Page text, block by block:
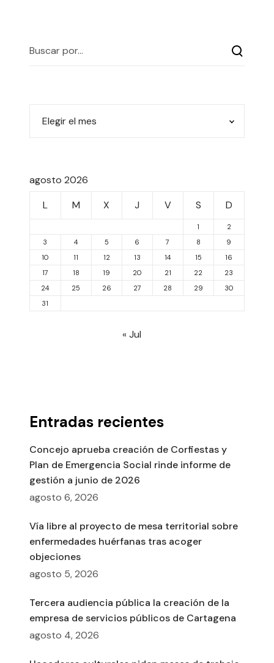
agosto 2026
L
M X J V S D
1
2
3
4 5 6 7 8
9
10
11 12 13 14 15
16
17
18 19 20 21 22
23
24
25 26 27 28 29
30
31
« Jul
Entradas recientes
Concejo aprueba creación de Corfiestas y
Plan de Emergencia Social rinde informe de
gestión a junio de 2026
agosto 6, 2026
Vía libre al proyecto de mesa territorial sobre
enfermedades huérfanas tras acoger
objeciones
agosto 5, 2026
Tercera audiencia pública la creación de la
empresa de servicios públicos de Cartagena
agosto 4, 2026